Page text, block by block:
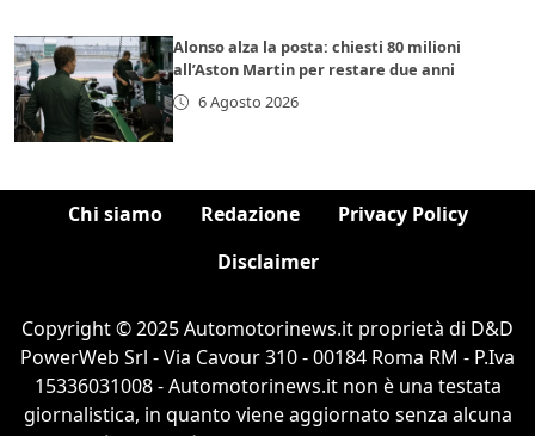
Alonso alza la posta: chiesti 80 milioni
all’Aston Martin per restare due anni
6 Agosto 2026
Chi siamo Redazione
Privacy Policy
Disclaimer
Copyright © 2025 Automotorinews.it proprietà di D&D
PowerWeb Srl - Via Cavour 310 - 00184 Roma RM - P.Iva
15336031008 - Automotorinews.it non è una testata
giornalistica, in quanto viene aggiornato senza alcuna